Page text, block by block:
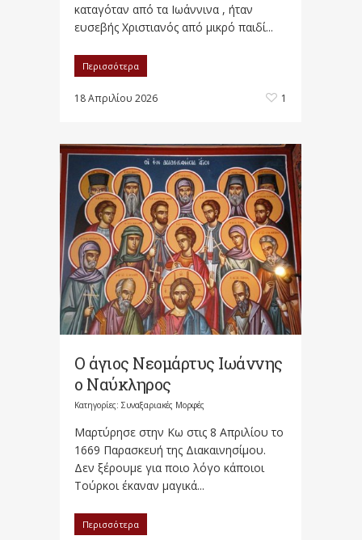
καταγόταν από τα Ιωάννινα , ήταν
ευσεβής Χριστιανός από μικρό παιδί...
Περισσότερα
18 Απριλίου 2026 1
Ο άγιος Νεομάρτυς Ιωάννης
ο Ναύκληρος
Κατηγορίες: Συναξαριακές Μορφές
Μαρτύρησε στην Κω στις 8 Απριλίου το
1669 Παρασκευή της Διακαινησίμου.
Δεν ξέρουμε για ποιο λόγο κάποιοι
Τούρκοι έκαναν μαγικά...
Περισσότερα